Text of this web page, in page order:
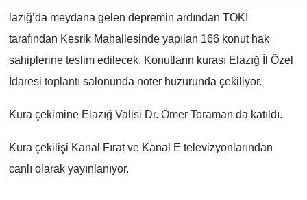
lazığ’da meydana gelen depremin ardından TOKİ
tarafından Kesrik Mahallesinde yapılan 166 konut hak
sahiplerine teslim edilecek. Konutların kurası Elazığ İl Özel
İdaresi toplantı salonunda noter huzurunda çekiliyor.
Kura çekimine Elazığ Valisi Dr. Ömer Toraman da katıldı.
Kura çekilişi Kanal Fırat ve Kanal E televizyonlarından
canlı olarak yayınlanıyor.